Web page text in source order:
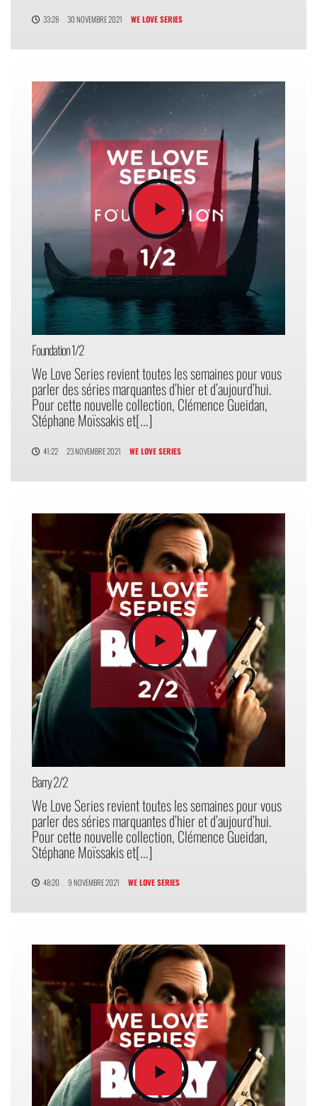
33:28 30 NOVEMBRE 2021 WE LOVE SERIES
Foundation 1/2
We Love Series revient toutes les semaines pour vous
parler des séries marquantes d’hier et d’aujourd’hui.
Pour cette nouvelle collection, Clémence Gueidan,
Stéphane Moïssakis et[...]
41:22 23 NOVEMBRE 2021 WE LOVE SERIES
Barry 2/2
We Love Series revient toutes les semaines pour vous
parler des séries marquantes d’hier et d’aujourd’hui.
Pour cette nouvelle collection, Clémence Gueidan,
Stéphane Moïssakis et[...]
48:20 9 NOVEMBRE 2021 WE LOVE SERIES